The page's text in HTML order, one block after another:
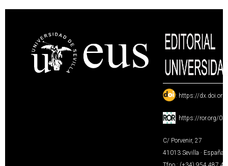
: https://
: https://ror.org/
C/ Porvenir, 27
41013 Sevilla · España